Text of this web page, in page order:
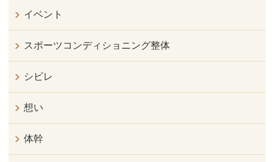
イベント
スポーツコンディショニング整体
シビレ
想い
体幹